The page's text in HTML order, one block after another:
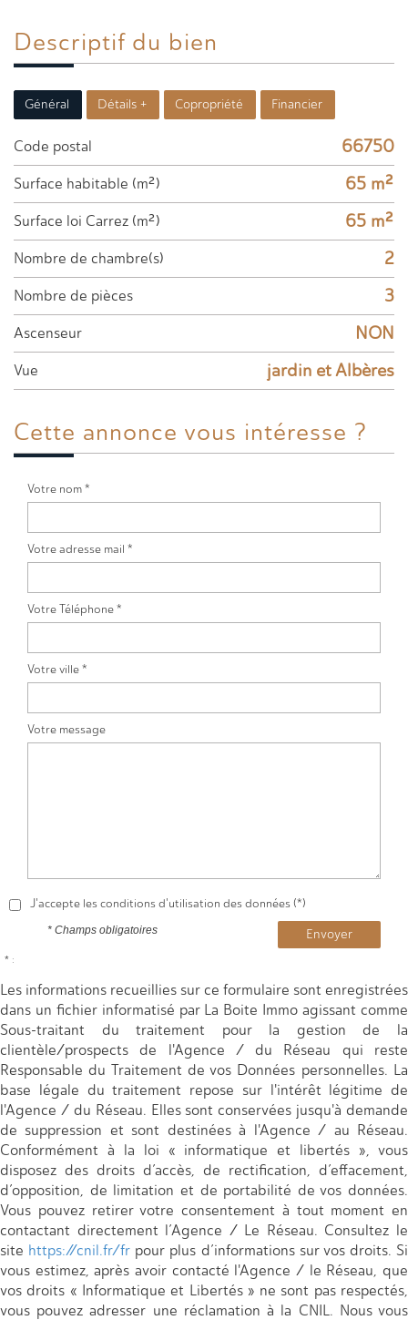
Descriptif du bien
Général Détails + Copropriété Financier
Code postal 66750
Surface habitable (m²) 65 m²
Surface loi Carrez (m²) 65 m²
Nombre de chambre(s) 2
Nombre de pièces 3
Ascenseur NON
Vue jardin et Albères
Cette annonce vous intéresse ?
Votre nom *
Votre adresse mail *
Votre Téléphone *
Votre ville *
Votre message
J'accepte les conditions d'utilisation des données (*)
Envoyer
* Champs obligatoires
* :
Les informations recueillies sur ce formulaire sont enregistrées
dans un fichier informatisé par La Boite Immo agissant comme
Sous-traitant du traitement pour la gestion de la
clientèle/prospects de l'Agence / du Réseau qui reste
Responsable du Traitement de vos Données personnelles. La
base légale du traitement repose sur l'intérêt légitime de
l'Agence / du Réseau. Elles sont conservées jusqu'à demande
de suppression et sont destinées à l'Agence / au Réseau.
Conformément à la loi « informatique et libertés », vous
disposez des droits d’accès, de rectification, d’effacement,
d’opposition, de limitation et de portabilité de vos données.
Vous pouvez retirer votre consentement à tout moment en
contactant directement l’Agence / Le Réseau. Consultez le
site https://cnil.fr/fr pour plus d’informations sur vos droits. Si
vous estimez, après avoir contacté l'Agence / le Réseau, que
vos droits « Informatique et Libertés » ne sont pas respectés,
vous pouvez adresser une réclamation à la CNIL. Nous vous